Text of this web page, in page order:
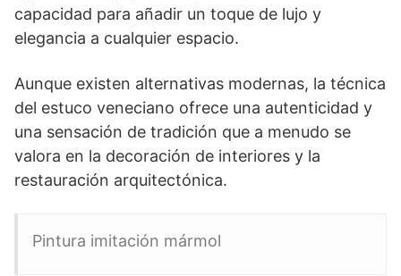
capacidad para añadir un toque de lujo y
elegancia a cualquier espacio.
Aunque existen alternativas modernas, la técnica
del estuco veneciano ofrece una autenticidad y
una sensación de tradición que a menudo se
valora en la decoración de interiores y la
restauración arquitectónica.
Pintura imitación mármol